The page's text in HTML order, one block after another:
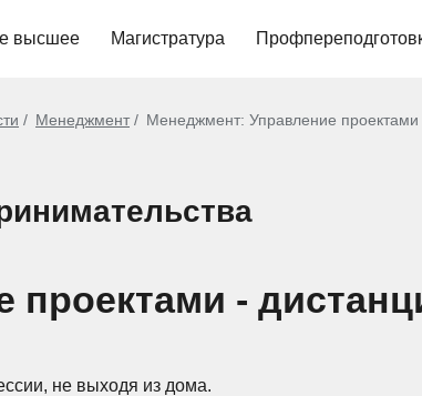
высшее Магистратура
Менеджмент Менеджмент: Управление проектами
-
не выходя из дома.